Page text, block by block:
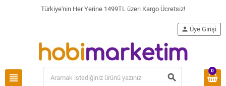
Türkiye'nin Her Yerine 1499TL üzeri Kargo Ücretsiz!
view_headline search
person Üye Girişi
0